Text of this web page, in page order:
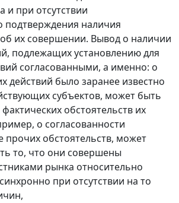
и при отсутствии
подтверждения наличия
их совершении. Вывод о наличии
подлежащих установлению для
согласованными, а именно: о
действий было заранее известно
субъектов, может быть
обстоятельств их
о согласованности
прочих обстоятельств, может
то, что они совершены
рынка относительно
при отсутствии на то